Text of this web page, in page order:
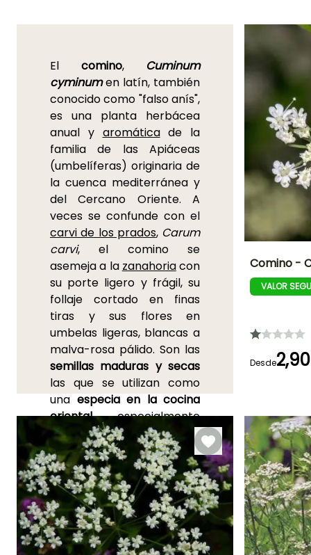
El comino, Cuminum
cyminumen latín, también
conocido como "falso anís",
es una planta herbácea
anual y aromáticade la
familia de las Apiáceas
(umbelíferas) originaria de
la cuenca mediterránea y
del Cercano Oriente. A
veces se confunde con el
carvi de los prados, Carum
carvi, el comino se
asemeja a la zanahoriacon
su porte ligero y frágil, su
follaje cortado en finas
tiras y sus flores en
umbelas ligeras, blancas a
malva-rosa pálido. Son las
semillas maduras y secas
las que se utilizan como
una especia en la cocina
oriental, especialmente
para aromatizar tagines y
cuscús en el Magreb, curris
indios y platos indonesios,
pero también para realzar
y acompañar todos los
aromas del Munster
alsaciano o del queso de
cabra fresco. Las
Dificultad de
cultivo
Comino -
VALOR
Desde